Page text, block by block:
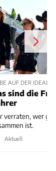
AUF DER
sind die
verraten, wer
ist.
Aktuell